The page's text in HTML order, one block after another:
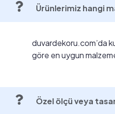
Ürünlerimiz hangi
duvardekoru.com’da
göre en uygun
Özel ölçü veya